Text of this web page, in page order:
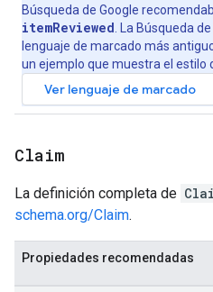
Búsqueda de Google
itemReviewed . La Búsqueda
lenguaje de marcado más
un ejemplo que muestra el estilo
Claim
La definición completa de
schema.org/Claim.
Propiedades recomendadas